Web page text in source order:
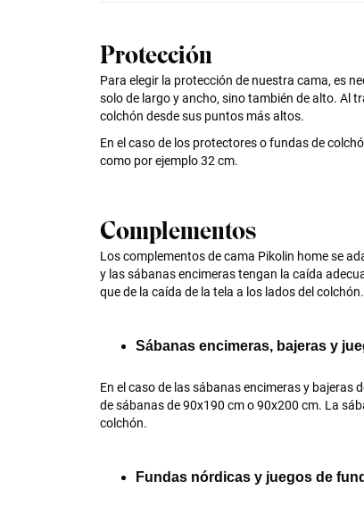
Protección
Para elegir la protección de nuestra cama, es
solo de largo y ancho, sino también de alto. Al
colchón desde sus puntos más altos.
En el caso de los protectores o fundas de
como por ejemplo 32 cm.
Complementos
Los complementos de cama Pikolin home se
y las sábanas encimeras tengan la caída
que de la caída de la tela a los lados del colchón.
Sábanas encimeras, bajeras y
En el caso de las sábanas encimeras y bajeras
de sábanas de 90x190 cm o 90x200 cm. La
colchón.
Fundas nórdicas y juegos de